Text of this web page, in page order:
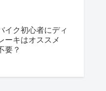
イク初心者にディ
ーキはオススメ
要？